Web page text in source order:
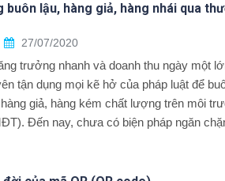
buôn lậu, hàng giả, hàng nhái qua
27/07/2020
trưởng nhanh và doanh thu ngày một
tận dụng mọi kẽ hở của pháp luật để
giả, hàng kém chất lượng trên môi
Đến nay, chưa có biện pháp ngăn